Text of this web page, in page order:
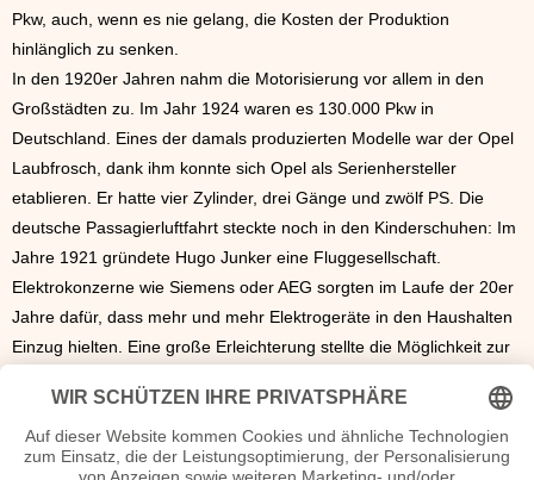
Pkw, auch, wenn es nie gelang, die Kosten der Produktion
hinlänglich zu senken.
In den 1920er Jahren nahm die Motorisierung vor allem in den
Großstädten zu. Im Jahr 1924 waren es 130.000 Pkw in
Deutschland. Eines der damals produzierten Modelle war der Opel
Laubfrosch, dank ihm konnte sich Opel als Serienhersteller
etablieren. Er hatte vier Zylinder, drei Gänge und zwölf PS. Die
deutsche Passagierluftfahrt steckte noch in den Kinderschuhen: Im
Jahre 1921 gründete Hugo Junker eine Fluggesellschaft.
Elektrokonzerne wie Siemens oder AEG sorgten im Laufe der 20er
Jahre dafür, dass mehr und mehr Elektrogeräte in den Haushalten
Einzug hielten. Eine große Erleichterung stellte die Möglichkeit zur
elektrischen Licht in den Häusern und Wohnungen dar. Im Jahr
1923 wurde eine automatische Fernvermittlungsstelle im
bayrischen Weilheim in Betrieb genommen. Diese weltweit erste